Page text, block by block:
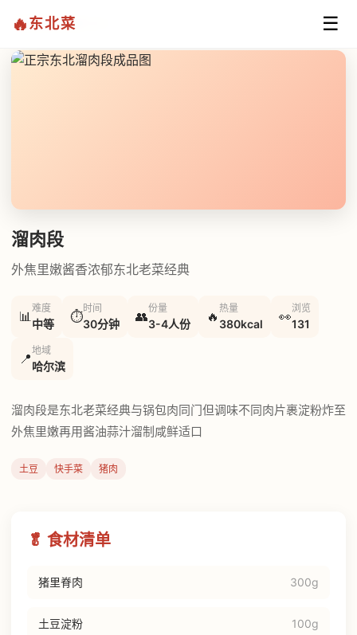
🔥东北菜 ☰
首页 /经典东北菜
溜肉段
外焦里嫩酱香浓郁东北老菜经典
📊
难度
中等 ⏱
时间
30分钟 👥
份量
3-4人份 🔥
热量
380kcal 👀
浏览
131
📍
地域
哈尔滨
溜肉段是东北老菜经典与锅包肉同门但调味不同肉片裹淀粉炸至
外焦里嫩再用酱油蒜汁溜制咸鲜适口
土豆 快手菜 猪肉
🥬 食材清单
猪里脊肉 300g
土豆淀粉 100g